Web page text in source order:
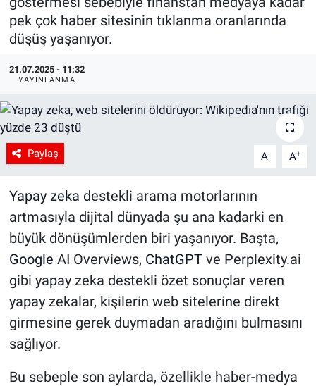
pek çok haber sitesinin tıklanma oranlarında
düşüş yaşanıyor.
21.07.2025 - 11:32
YAYINLANMA
Paylaş A- A+
Yapay zeka destekli arama motorlarının
artmasıyla dijital dünyada şu ana kadarki en
büyük dönüşümlerden biri yaşanıyor. Başta,
Google AI Overviews, ChatGPTve Perplexity.ai
gibi yapay zeka destekli özet sonuçlar veren
yapay zekalar, kişilerin web sitelerine direkt
girmesine gerek duymadan aradığını bulmasını
sağlıyor.
Bu sebeple son aylarda, özellikle haber-medya